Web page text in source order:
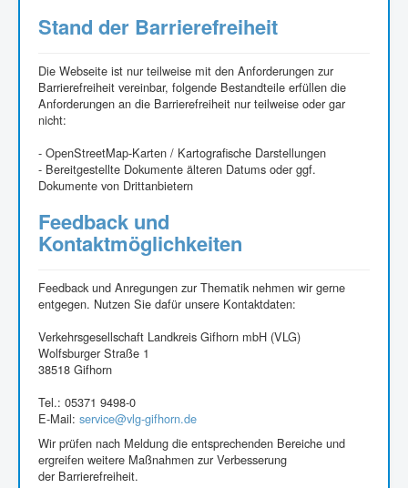
Stand der Barrierefreiheit
Die Webseite ist nur teilweise mit den Anforderungen zur
Barrierefreiheit vereinbar, folgende Bestandteile erfüllen die
Anforderungen an die Barrierefreiheit nur teilweise oder gar
nicht:
- OpenStreetMap-Karten / Kartografische Darstellungen
- Bereitgestellte Dokumente älteren Datums oder ggf.
Dokumente von Drittanbietern
Feedback und
Kontaktmöglichkeiten
Feedback und Anregungen zur Thematik nehmen wir gerne
entgegen. Nutzen Sie dafür unsere Kontaktdaten:
Verkehrsgesellschaft Landkreis Gifhorn mbH (VLG)
Wolfsburger Straße 1
38518 Gifhorn
Tel.: 05371 9498-0
E-Mail: service@vlg-gifhorn.de
Wir prüfen nach Meldung die entsprechenden Bereiche und
ergreifen weitere Maßnahmen zur Verbesserung
der Barrierefreiheit.